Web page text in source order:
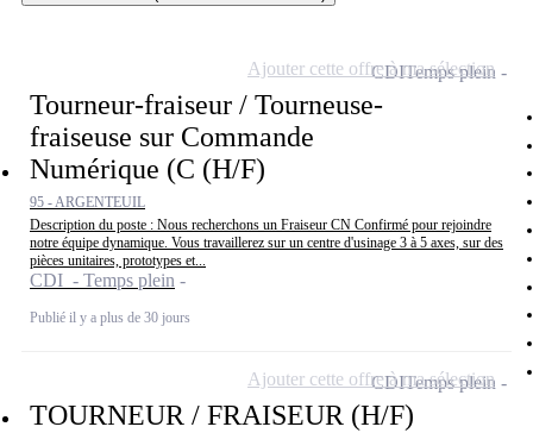
Tourneur-fraiseur / Tourneuse-
fraiseuse sur Commande
Numérique (C (H/F)
95 - ARGENTEUIL
Description du poste : Nous recherchons un Fraiseur CN Confirmé pour rejoindre
notre équipe dynamique. Vous travaillerez sur un centre d'usinage 3 à 5 axes, sur des
pièces unitaires, prototypes et...
CDI - Temps plein
Publié il y a plus de 30 jours
CDITemps plein
Ajouter cette offre à ma sélection
TOURNEUR / FRAISEUR (H/F)
CDITemps plein
Ajouter cette offre à ma sélection